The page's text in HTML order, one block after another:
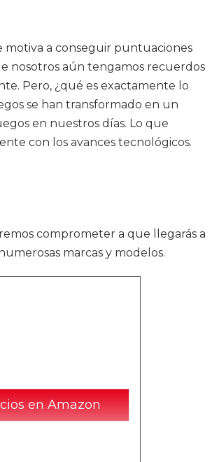
motiva a conseguir puntuaciones
nosotros aún tengamos recuerdos
Pero, ¿qué es exactamente lo
se han transformado en un
en nuestros días. Lo que
con los avances tecnológicos.
comprometer a que llegarás a
marcas y modelos.
en Amazon